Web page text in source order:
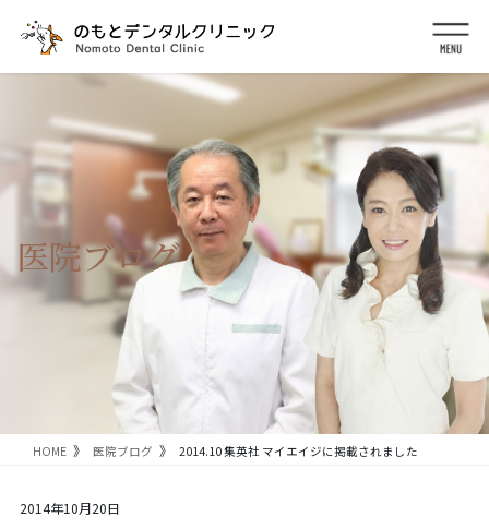
ン
ー
移
医院ブログ
HOME 医院ブログ 2014.10 集英社 マイエイジに掲載されました
2014年10月20日